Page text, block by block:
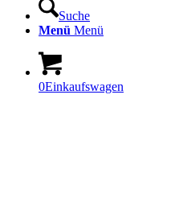
Suche
Menü Menü
0Einkaufswagen